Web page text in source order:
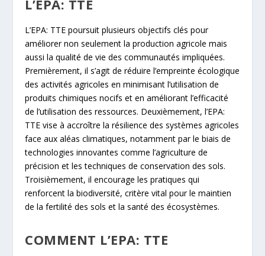
L’EPA: TTE
L’EPA: TTE poursuit plusieurs objectifs clés pour
améliorer non seulement la production agricole mais
aussi la qualité de vie des communautés impliquées.
Premièrement, il s’agit de réduire l’empreinte écologique
des activités agricoles en minimisant l’utilisation de
produits chimiques nocifs et en améliorant l’efficacité
de l’utilisation des ressources. Deuxièmement, l’EPA:
TTE vise à accroître la résilience des systèmes agricoles
face aux aléas climatiques, notamment par le biais de
technologies innovantes comme l’agriculture de
précision et les techniques de conservation des sols.
Troisièmement, il encourage les pratiques qui
renforcent la biodiversité, critère vital pour le maintien
de la fertilité des sols et la santé des écosystèmes.
COMMENT L’EPA: TTE